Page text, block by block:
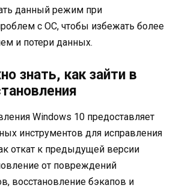
данный режим при
с ОС, чтобы избежать более
и потери данных.
знать, как зайти в
Windows 10 предоставляет
инструментов для исправления
откат к предыдущей версии
от повреждений
восстановление бэкапов и